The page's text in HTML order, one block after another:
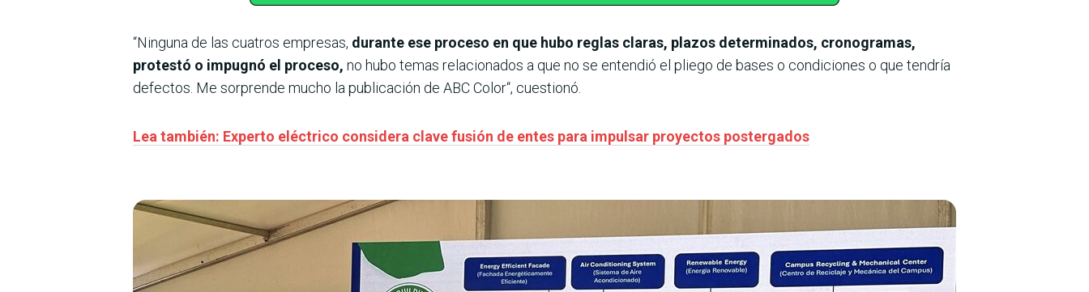
“Ninguna de las cuatros empresas, durante ese proceso en que hubo reglas claras, plazos determinados, cronogramas,
protestó o impugnó el proceso, no hubo temas relacionados a que no se entendió el pliego de bases o condiciones o que tendría
defectos. Me sorprende mucho la publicación de ABC Color“, cuestionó.
Lea también: Experto eléctrico considera clave fusión de entes para impulsar proyectos postergados